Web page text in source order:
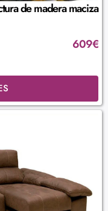
de madera maciza
609€